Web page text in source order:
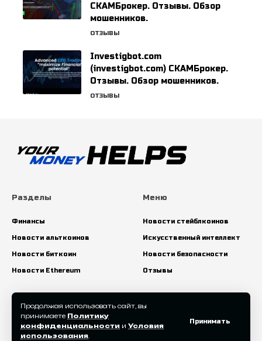
Продолжая использовать сайт, вы
принимаете Политику
конфиденциальности и Условия
использования.
Принимать
СКАМБрокер. Отзывы. Обзор
мошенников.
ОТЗЫВЫ
Investigbot.com
(investigbot.com) СКАМБрокер.
Отзывы. Обзор мошенников.
ОТЗЫВЫ
Разделы
Финансы
Новости альткоинов
Новости биткоин
Новости Ethereum
Меню
Новости стейблкоинов
Искусственный интеллект
Новости безопасности
Отзывы
Искать: